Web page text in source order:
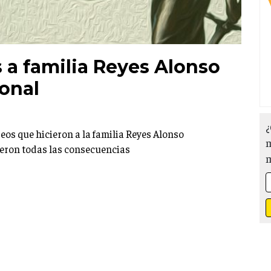
familia Reyes Alonso
que hicieron a la familia Reyes Alonso
todas las consecuencias